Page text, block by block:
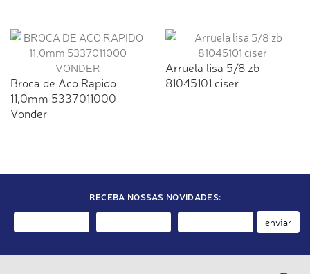
Broca de Aco Rapido
11,0mm 5337011000
Vonder
Arruela lisa 5/8 zb
81045101 ciser
RECEBA NOSSAS NOVIDADES:
enviar